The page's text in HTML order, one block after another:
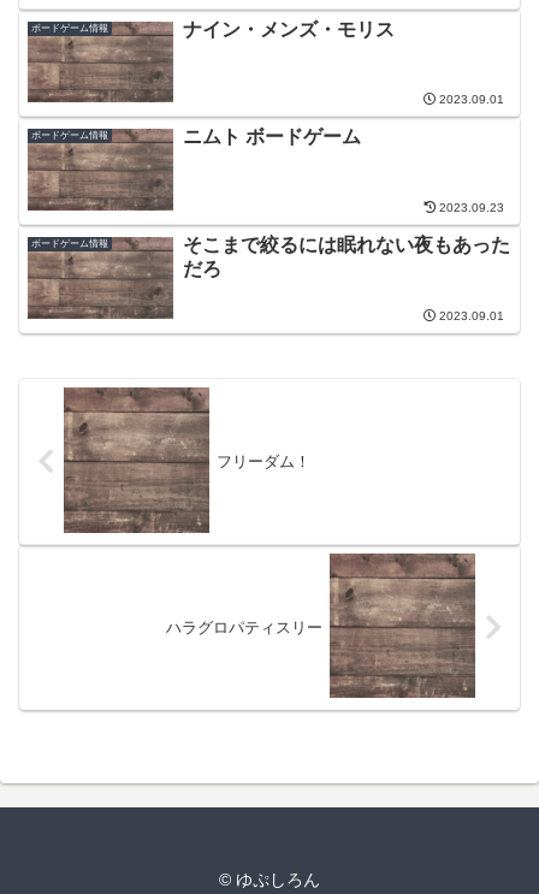
ボードゲーム情報 ナイン・メンズ・モリス
2023.09.01
ボードゲーム情報 ニムト ボードゲーム
2023.09.23
ボードゲーム情報
そこまで絞るには眠れない夜もあった
だろ
2023.09.01
フリーダム！
ハラグロパティスリー
© ゆぷしろん